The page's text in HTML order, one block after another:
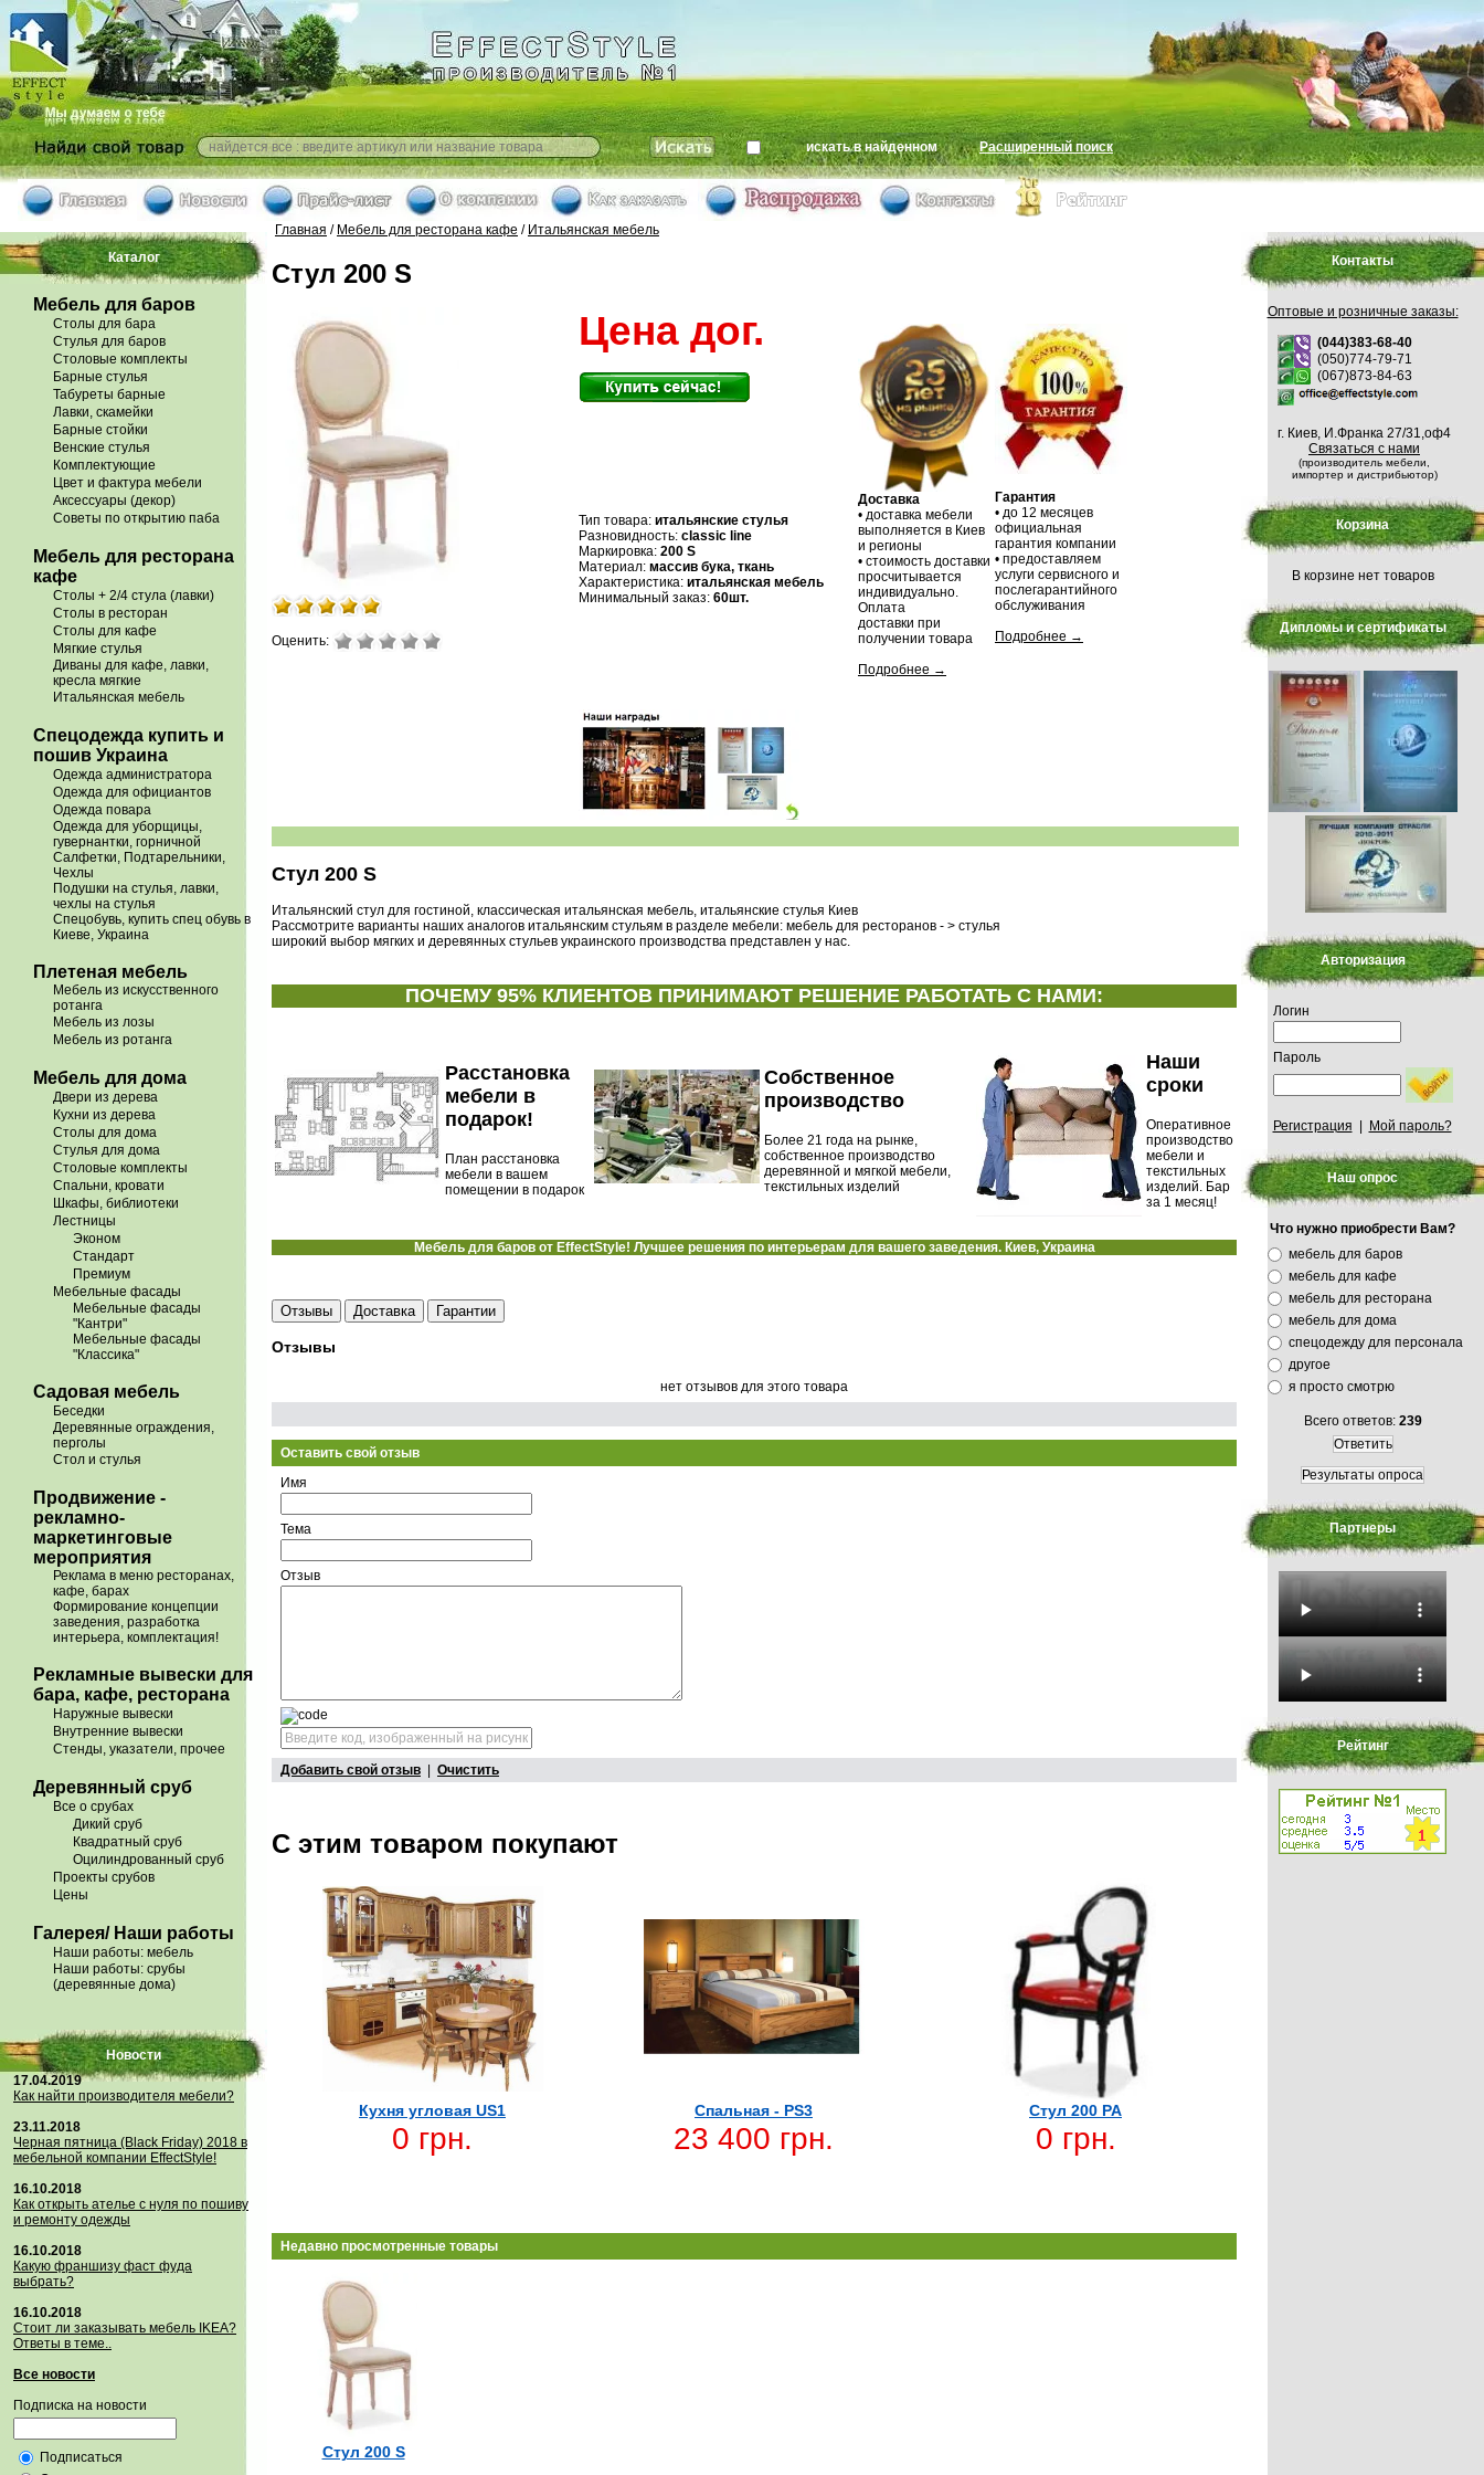
искать в найденном Расширенный поиск
Каталог
Мебель для баров
Столы для бара
Стулья для баров
Столовые комплекты
Барные стулья
Табуреты барные
Лавки, скамейки
Барные стойки
Венские стулья
Комплектующие
Цвет и фактура мебели
Аксессуары (декор)
Советы по открытию паба
Мебель для ресторана
кафе
Столы + 2/4 стула (лавки)
Столы в ресторан
Столы для кафе
Мягкие стулья
Диваны для кафе, лавки,
кресла мягкие
Итальянская мебель
Спецодежда купить и
пошив Украина
Одежда администратора
Одежда для официантов
Одежда повара
Одежда для уборщицы,
гувернантки, горничной
Салфетки, Подтарельники,
Чехлы
Подушки на стулья, лавки,
чехлы на стулья
Спецобувь, купить спец обувь в
Киеве, Украина
Плетеная мебель
Мебель из искусственного
ротанга
Мебель из лозы
Мебель из ротанга
Мебель для дома
Двери из дерева
Кухни из дерева
Столы для дома
Стулья для дома
Столовые комплекты
Спальни, кровати
Шкафы, библиотеки
Лестницы
Эконом
Стандарт
Премиум
Мебельные фасады
Мебельные фасады
"Кантри"
Мебельные фасады
"Классика"
Садовая мебель
Беседки
Деревянные ограждения,
перголы
Стол и стулья
Продвижение -
рекламно-
маркетинговые
мероприятия
Реклама в меню ресторанах,
кафе, барах
Формирование концепции
заведения, разработка
интерьера, комплектация!
Рекламные вывески для
бара, кафе, ресторана
Наружные вывески
Внутренние вывески
Стенды, указатели, прочее
Деревянный сруб
Все о срубах
Дикий сруб
Квадратный сруб
Оцилиндрованный сруб
Проекты срубов
Цены
Галерея/ Наши работы
Наши работы: мебель
Наши работы: срубы
(деревянные дома)
Новости
17.04.2019
Как найти производителя мебели?
23.11.2018
Черная пятница (Black Friday) 2018 в
мебельной компании EffectStyle!
16.10.2018
Как открыть ателье с нуля по пошиву
и ремонту одежды
16.10.2018
Какую франшизу фаст фуда
выбрать?
16.10.2018
Стoит ли заказывать мебель IKEA?
Ответы в теме..
Все новости
Подписка на новости
Подписаться
Главная / Мебель для ресторана кафе / Итальянская мебель
Стул 200 S
Оценить:
Цена дог.
Тип товара: итальянские стулья
Разновидность: classic line
Маркировка: 200 S
Материал: массив бука, ткань
Характеристика: итальянская мебель
Минимальный заказ: 60шт.
Доставка
• доставка мебели
выполняется в Киев
и регионы
• стоимость доставки
просчитывается
индивидуально.
Оплата
доставки при
получении товара
Подробнее →
Гарантия
• до 12 месяцев
официальная
гарантия компании
• предоставляем
услуги сервисного и
послегарантийного
обслуживания
Подробнее →
Стул 200 S
Итальянский стул для гостиной, классическая итальянская мебель, итальянские стулья Киев
Рассмотрите варианты наших аналогов итальянским стульям в разделе мебели: мебель для ресторанов - > стулья
широкий выбор мягких и деревянных стульев украинского производства представлен у нас.
ПОЧЕМУ 95% КЛИЕНТОВ ПРИНИМАЮТ РЕШЕНИЕ РАБОТАТЬ С НАМИ:
Расcтановка
мебели в
подарок!
План расстановка
мебели в вашем
помещении в подарок
Собственное
производство
Более 21 года на рынке,
собственное производство
деревянной и мягкой мебели,
текстильных изделий
Наши
сроки
Оперативное
производство
мебели и
текстильных
изделий. Бар
за 1 месяц!
Мебель для баров от EffectStyle! Лучшее решения по интерьерам для вашего заведения. Киев, Украина
Отзывы Доставка Гарантии
Отзывы
нет отзывов для этого товара
Оставить свой отзыв
Имя
Тема
Отзыв
Добавить свой отзыв Очистить
С этим товаром покупают
Кухня угловая US1 Спальная - PS3 Стул 200 PA
0 грн. 23 400 грн. 0 грн.
Недавно просмотренные товары
Стул 200 S
Контакты
Оптовые и розничные заказы:
(044)383-68-40
(050)774-79-71
(067)873-84-63
г. Киев, И.Франка 27/31,оф4
Связаться с нами
(производитель мебели,
импортер и дистрибьютор)
Корзина
В корзине нет товаров
Дипломы и сертификаты
Авторизация
Логин
Пароль
Регистрация Мой пароль?
Наш опрос
Что нужно приобрести Вам?
мебель для баров
мебель для кафе
мебель для ресторана
мебель для дома
спецодежду для персонала
другое
я просто смотрю
Всего ответов: 239
Ответить
Результаты опроса
Партнеры
Рейтинг